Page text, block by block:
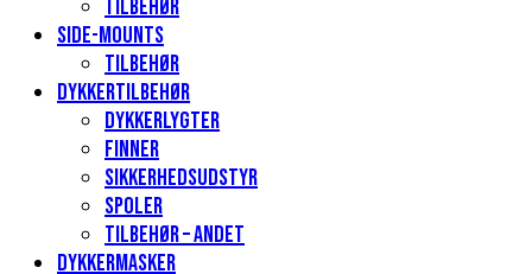
Tilbehør
Side-mounts
Tilbehør
Dykkertilbehør
Dykkerlygter
Finner
Sikkerhedsudstyr
Spoler
Tilbehør – andet
Dykkermasker